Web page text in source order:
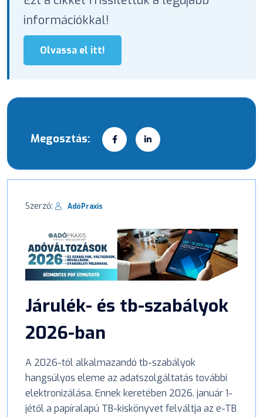
információkkal!
Olvassa el itt!
Megosztás:
Szerző: AdóPraxis
Járulék- és tb-szabályok
2026-ban
A 2026-tól alkalmazandó tb-szabályok
hangsúlyos eleme az adatszolgáltatás további
elektronizálása. Ennek keretében 2026. január 1-
jétől a papíralapú TB-kiskönyvet felváltja az e-TB